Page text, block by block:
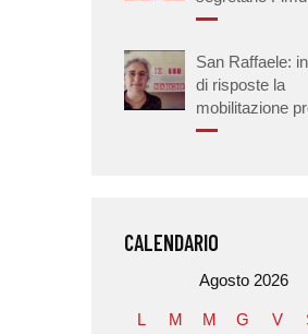
San Raffaele:
di risposte la
mobilitazione
CALENDARIO
Agosto 2026
L M M G V